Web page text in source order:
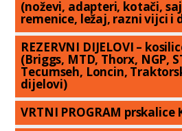
(noževi, adapteri, kotači,
remenice, ležaj, razni vijci i
REZERVNI DIJELOVI –
(Briggs, MTD, Thorx, NGP,
Tecumseh, Loncin,
dijelovi)
VRTNI PROGRAM prskalice